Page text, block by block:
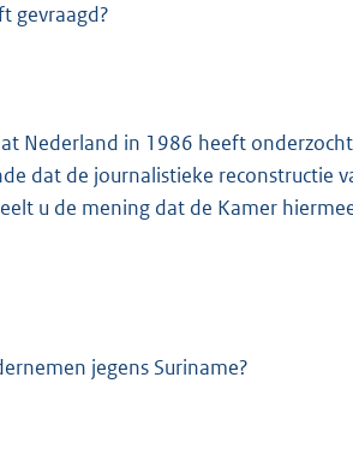
gevraagd?
Nederland in 1986 heeft
dat de journalistieke reconstructie
u de mening dat de Kamer
jegens Suriname?